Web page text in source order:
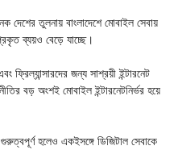
দেশের তুলনায় বাংলাদেশে মোবাইল সেবায়
ব্যয়ও বেড়ে যাচ্ছে।
জন্য সাশ্রয়ী ইন্টারনেট
বড় অংশই মোবাইল ইন্টারনেটনির্ভর হয়ে
হলেও একইসঙ্গে ডিজিটাল সেবাকে